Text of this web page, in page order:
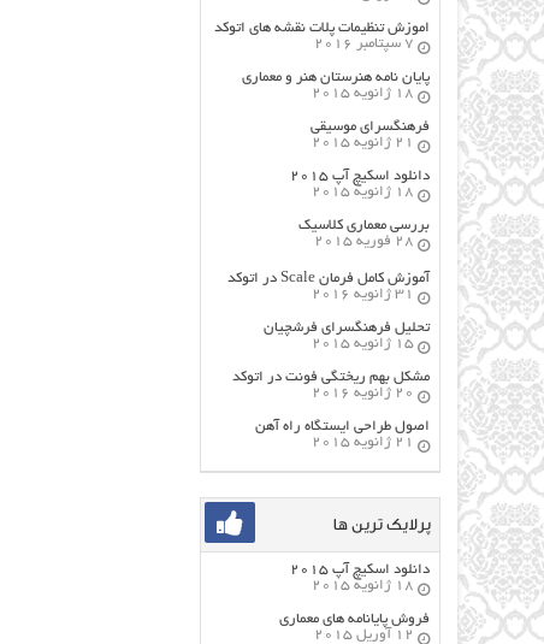
اموزش تنظیمات پلات نقشه های اتوکد
7 سپتامبر 2016
پایان نامه هنرستان هنر و معماري
18 ژانویه 2015
فرهنگسراي موسيقي
21 ژانویه 2015
دانلود اسکیچ آپ ۲۰۱۵
18 ژانویه 2015
بررسی معماری کلاسیک
28 فوریه 2015
آموزش کامل فرمان Scale در اتوکد
31 ژانویه 2016
تحلیل فرهنگسرای فرشچیان
15 ژانویه 2015
مشکل بهم ریختگی فونت در اتوکد
20 ژانویه 2016
اصول طراحي ایستگاه راه آهن
21 ژانویه 2015
پرلایک ترین ها
دانلود اسکیچ آپ ۲۰۱۵
18 ژانویه 2015
فروش پایانامه های معماری
12 آوریل 2015